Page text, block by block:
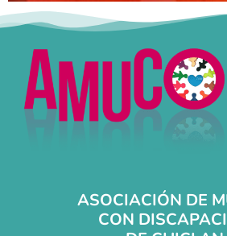
ASOCIACIÓN DE
CON